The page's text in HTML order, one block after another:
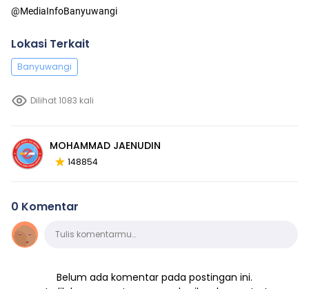
@MediaInfoBanyuwangi
Lokasi Terkait
Banyuwangi
Dilihat 1083 kali
MOHAMMAD JAENUDIN
148854
0 Komentar
KomentarTulis komentarmu…
Belum ada komentar pada postingan ini.